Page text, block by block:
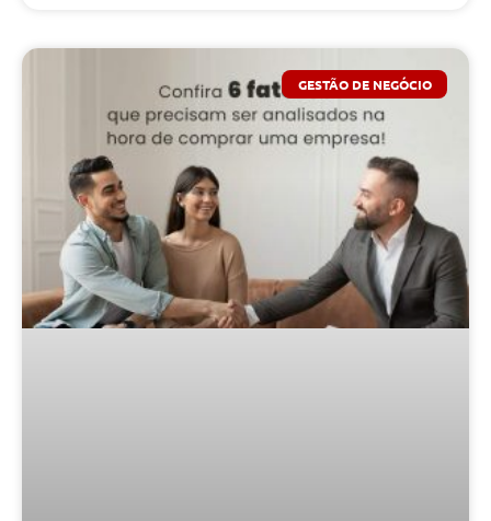
GESTÃO DE NEGÓCIO